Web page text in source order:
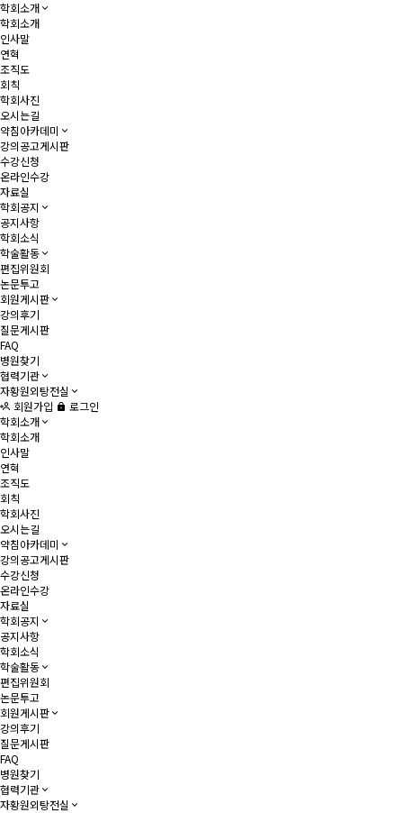
학회소개
학회소개
인사말
연혁
조직도
회칙
학회사진
오시는길
약침아카데미
강의공고게시판
수강신청
온라인수강
자료실
학회공지
공지사항
학회소식
학술활동
편집위원회
논문투고
회원게시판
강의후기
질문게시판
FAQ
병원찾기
협력기관
자황원외탕전실
회원가입
로그인
학회소개
학회소개
인사말
연혁
조직도
회칙
학회사진
오시는길
약침아카데미
강의공고게시판
수강신청
온라인수강
자료실
학회공지
공지사항
학회소식
학술활동
편집위원회
논문투고
회원게시판
강의후기
질문게시판
FAQ
병원찾기
협력기관
자황원외탕전실